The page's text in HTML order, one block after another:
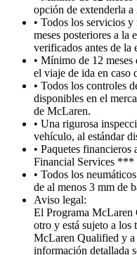
opción de extenderla a
• Todos los servicios
meses posteriores a la
verificados antes de la
• Mínimo de 12
el viaje de ida en caso
• Todos los controles
disponibles en el
de McLaren.
• Una rigurosa
vehículo, al estándar
• Paquetes
Financial Services ***
• Todos los
de al menos 3 mm de
Aviso legal:
El Programa McLaren
otro y está sujeto a los
McLaren Qualified y a
información detallada